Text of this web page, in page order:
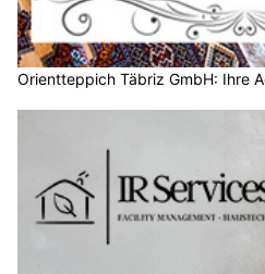
Orientteppich Täbriz GmbH: Ihre